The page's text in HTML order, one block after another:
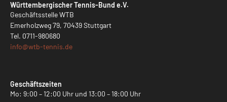
Württembergischer Tennis-Bund e.V.
Geschäftsstelle WTB
Emerholzweg 79, 70439 Stuttgart
Tel. 0711-980680
info@wtb-tennis.de
Geschäftszeiten
Mo: 9:00 – 12:00 Uhr und 13:00 – 18:00 Uhr